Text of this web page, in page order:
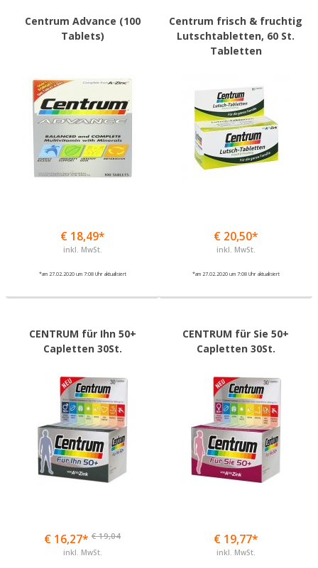
Centrum Advance (100
Tablets)
€ 18,49*
inkl. MwSt.
*am 27.02.2020 um 7:08 Uhr aktualisiert
Centrum frisch & fruchtig
Lutschtabletten, 60 St.
Tabletten
€ 20,50*
inkl. MwSt.
*am 27.02.2020 um 7:08 Uhr aktualisiert
CENTRUM für Ihn 50+
Capletten 30St.
€ 16,27* € 19,04
inkl. MwSt.
CENTRUM für Sie 50+
Capletten 30St.
€ 19,77*
inkl. MwSt.